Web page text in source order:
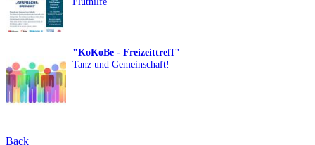
"KoKoBe - Freizeittreff"
Tanz und Gemeinschaft!
Back